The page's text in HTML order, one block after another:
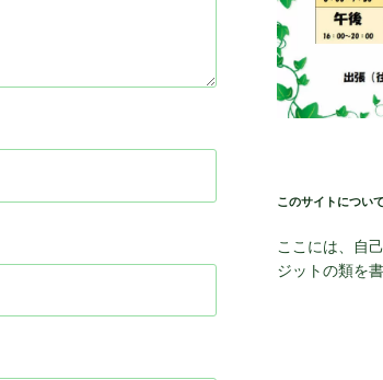
このサイトについ
ここには、自
ジットの類を